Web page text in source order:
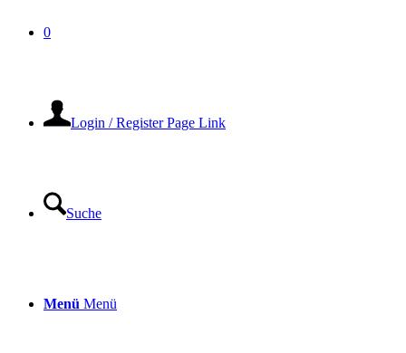
0
Login / Register Page Link
Suche
Menü Menü